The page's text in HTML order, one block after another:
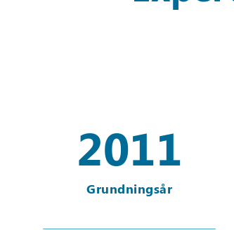
Grundningsår
2011